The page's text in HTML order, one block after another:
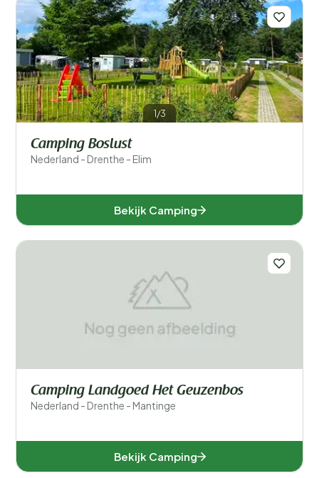
1/3
Camping Boslust
Nederland - Drenthe - Elim
Bekijk Camping
Camping Landgoed Het Geuzenbos
Nederland - Drenthe - Mantinge
Bekijk Camping